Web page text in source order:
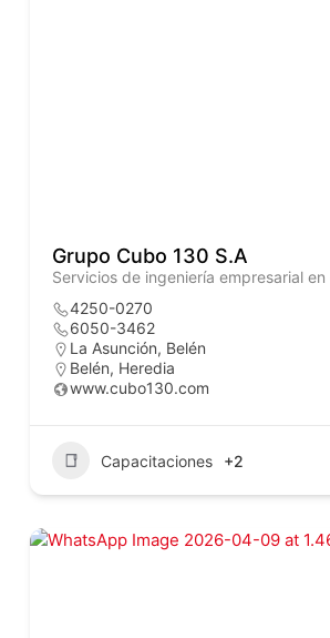
Grupo Cubo 130 S.A
Servicios de ingeniería empresarial
4250-0270
6050-3462
La Asunción, Belén
Belén, Heredia
www.cubo130.com
Capacitaciones +2